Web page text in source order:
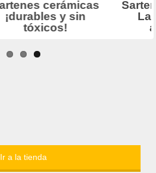
Ir a la tienda